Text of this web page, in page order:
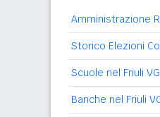
Amministrazione
Storico Elezioni
Scuole nel Friuli VG
Banche nel Friuli